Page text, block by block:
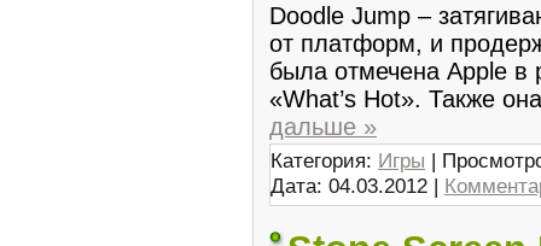
Doodle Jump –
от платформ, и
была отмечена Apple в
«What’s Hot». Также
дальше »
Категория: Игры |
Дата: 04.03.2012 |